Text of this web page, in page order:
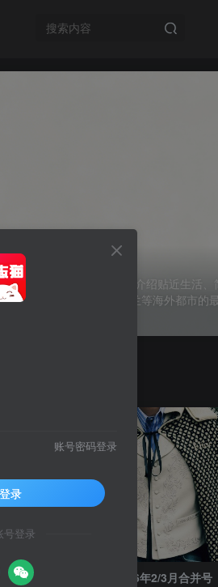
世代的男性为对象，介绍贴近生活、
优质单品推荐，像是米兰等海外都市的
UOMO（ウオモ）2026年2/3月合并号
账号密码登录
登录
号登录